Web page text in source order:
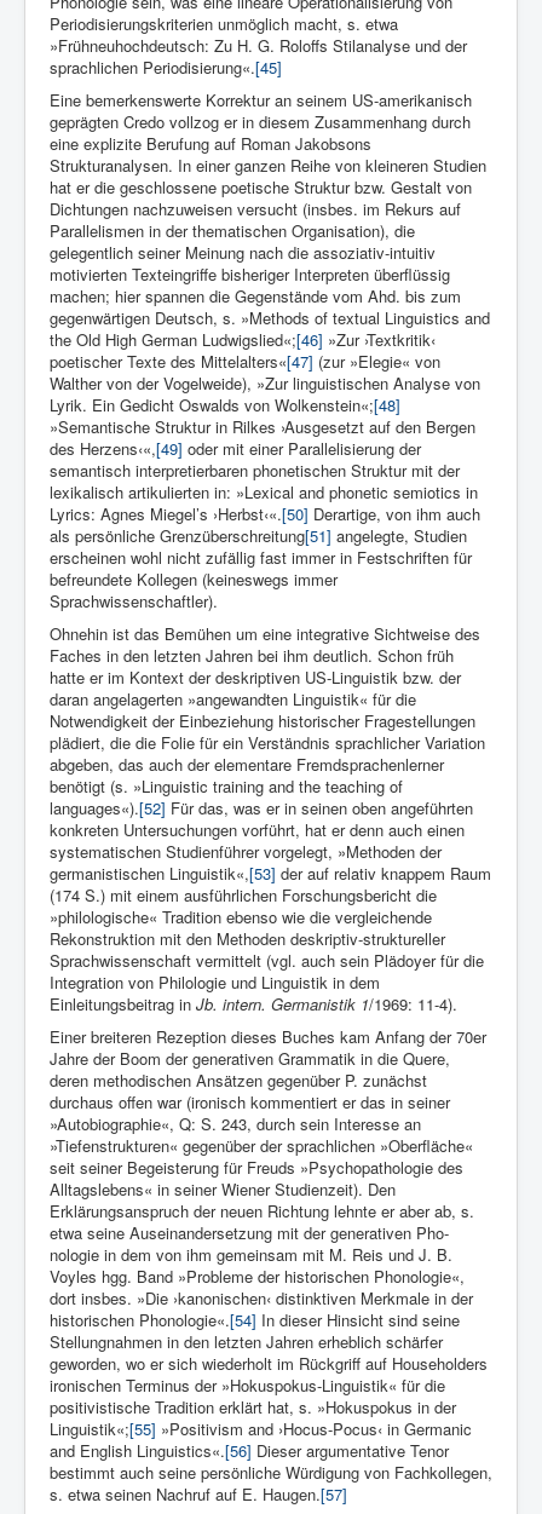
Periodisierungskriterien unmöglich macht, s. etwa
»Frühneuhochdeutsch: Zu H. G. Roloffs Stilanalyse und der
sprachlichen Periodisierung«.[45]
Eine bemerkenswerte Korrektur an seinem US-amerikanisch
geprägten Credo vollzog er in diesem Zusammenhang durch
eine explizite Berufung auf Roman Jakobsons
Strukturanalysen. In ei­ner ganzen Reihe von kleineren Studien
hat er die geschlossene poetische Struktur bzw. Gestalt von
Dichtungen nachzuweisen versucht (ins­bes. im Rekurs auf
Parallelismen in der thematischen Organisa­tion), die
gelegentlich seiner Meinung nach die assoziativ-intui­tiv
motivierten Texteingriffe bisheriger Interpreten überflüssig
machen; hier spannen die Gegenstände vom Ahd. bis zum
gegenwärti­gen Deutsch, s. »Methods of textual Linguistics and
the Old High German Ludwigslied«;[46] »Zur ›Textkritik‹
poetischer Texte des Mittelalters«[47] (zur »Elegie« von
Walther von der Vogelweide), »Zur linguistischen Analyse von
Lyrik. Ein Ge­dicht Oswalds von Wolkenstein«;[48]
»Semantische Struktur in Rilkes ›Ausgesetzt auf den Bergen
des Herzens‹«,[49] oder mit einer Parallelisierung der
semantisch interpretierbaren phonetischen Struktur mit der
lexikalisch artikulierten in: »Lexical and phonetic semiotics in
Lyrics: Agnes Miegel’s ›Herbst‹«.[50] Derartige, von ihm auch
als persönliche Grenzüberschreitung[51] angelegte, Studien
erscheinen wohl nicht zufällig fast immer in Festschriften für
befreundete Kollegen (keineswegs immer
Sprachwissenschaftler).
Ohnehin ist das Bemühen um eine integrative Sichtweise des
Faches in den letzten Jahren bei ihm deutlich. Schon früh
hatte er im Kontext der deskriptiven US-Linguistik bzw. der
daran angelagerten »angewand­ten Linguistik« für die
Notwendigkeit der Einbeziehung histori­scher Fragestellungen
plädiert, die die Folie für ein Verständnis sprachlicher Variation
abgeben, das auch der elementare Fremdspra­chenlerner
benötigt (s. »Linguistic training and the teaching of
languages«).[52] Für das, was er in seinen oben angeführten
konkreten Untersuchungen vorführt, hat er denn auch einen
systema­tischen Studienführer vorgelegt, »Methoden der
germanistischen Lin­guistik«,[53] der auf relativ knappem Raum
(174 S.) mit einem ausführlichen Forschungsbericht die
»philologi­sche« Tradition ebenso wie die vergleichende
Rekonstruktion mit den Methoden deskriptiv-struktureller
Sprachwissenschaft vermit­telt (vgl. auch sein Plädoyer für die
Integration von Philologie und Linguistik in dem
Einleitungsbeitrag in Jb. intern. Germanistik 1/1969: 11-4).
Einer breiteren Rezeption dieses Buches kam Anfang der 70er
Jahre der Boom der generativen Grammatik in die Quere,
deren methodischen Ansätzen gegenüber P. zunächst
durchaus offen war (ironisch kommentiert er das in seiner
»Autobiographie«, Q: S. 243, durch sein Interesse an
»Tiefenstrukturen« gegenüber der sprachlichen »Oberfläche«
seit seiner Begeisterung für Freuds »Psychopathologie des
Alltagslebens« in seiner Wiener Studienzeit). Den
Erklärungsanspruch der neuen Richtung lehnte er aber ab­, s.
etwa seine Auseinandersetzung mit der generativen Pho­
nologie in dem von ihm gemeinsam mit M. Reis und J. B.
Voyles hgg. Band »Probleme der historischen Phonologie«,
dort insbes. »Die ›kanonischen‹ distinktiven Merkmale in der
histo­rischen Phonologie«.[54] In dieser Hinsicht sind seine
Stellungnahmen in den letzten Jahren erheblich schärfer
geworden, wo er sich wie­derholt im Rückgriff auf Householders
ironischen Terminus der »Ho­kuspokus-Linguistik« für die
positivistische Tradition erklärt hat, s. »Hokuspokus in der
Linguistik«;[55] »Posi­tivism and ›Hocus-Pocus‹ in Germanic
and English Linguistics«.[56] Dieser argumentative Tenor
bestimmt auch seine persönliche Würdigung von Fachkollegen,
s. etwa seinen Nachruf auf E. Haugen.[57]